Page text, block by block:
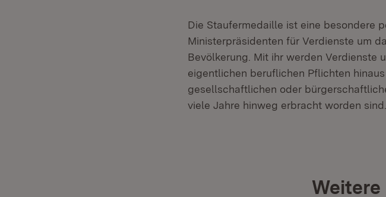
Die Staufermedaille ist eine besondere
Ministerpräsidenten für Verdienste um
Bevölkerung. Mit ihr werden Verdienste
eigentlichen beruflichen Pflichten
gesellschaftlichen oder
viele Jahre hinweg erbracht worden sind.